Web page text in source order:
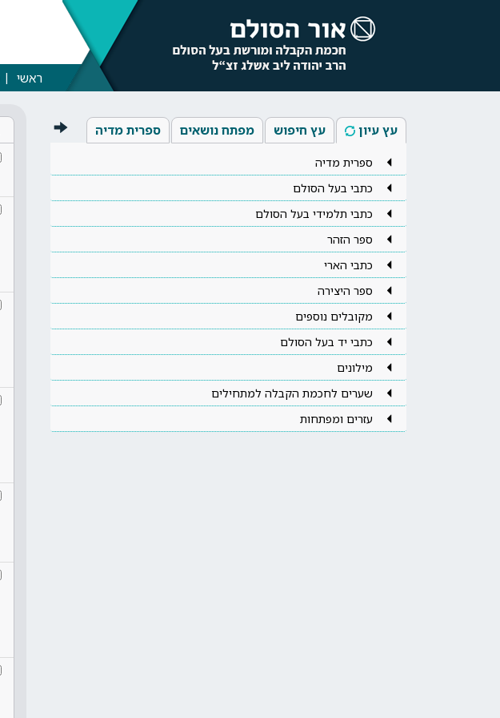
ראשי
עץ עיון עץ חיפוש מפתח נושאים ספרית מדיה
ספרית מדיה
כתבי בעל הסולם
כתבי תלמידי בעל הסולם
ספר הזהר
כתבי הארי
ספר היצירה
מקובלים נוספים
כתבי יד בעל הסולם
מילונים
שערים לחכמת הקבלה למתחילים
עזרים ומפתחות